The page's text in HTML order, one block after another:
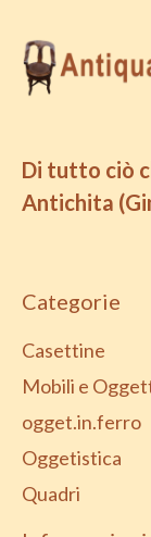
Di tutto ciò
Antichita
Categorie
Casettine
Mobili e
ogget.in.ferro
Oggetistica
Quadri